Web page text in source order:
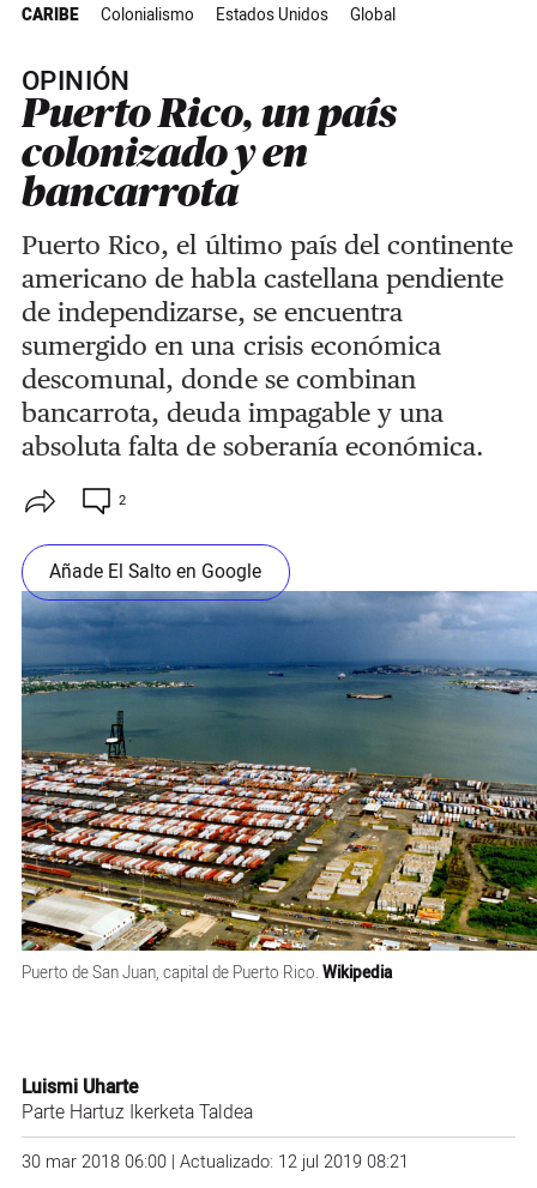
CARIBE Colonialismo Estados Unidos Global
OPINIÓN
Puerto Rico, un país
colonizado y en
bancarrota
Puerto Rico, el último país del continente
americano de habla castellana pendiente
de independizarse, se encuentra
sumergido en una crisis económica
descomunal, donde se combinan
bancarrota, deuda impagable y una
absoluta falta de soberanía económica.
2
Añade El Salto en Google
Puerto de San Juan, capital de Puerto Rico. Wikipedia
Luismi Uharte
Parte Hartuz Ikerketa Taldea
30 mar 2018 06:00 | Actualizado: 12 jul 2019 08:21